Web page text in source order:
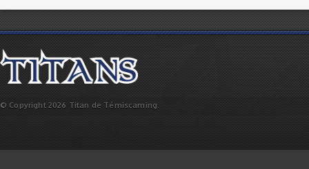
© Copyright 2026 Titan de Témiscaming.